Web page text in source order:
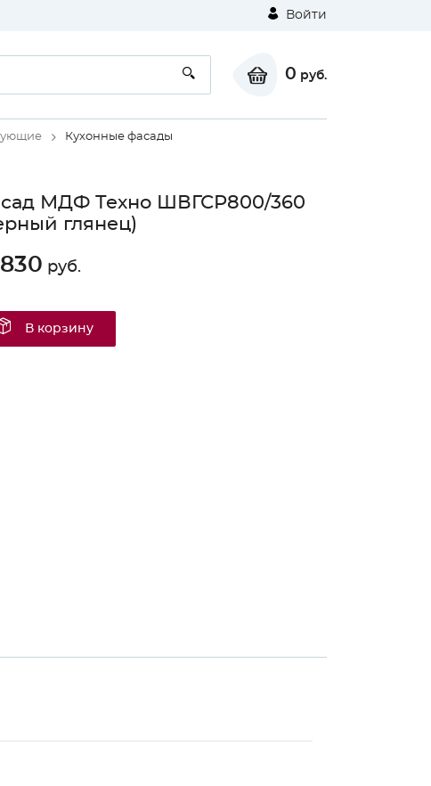
Войти
0 руб.
Кухонные фасады
МДФ Техно ШВГСР800/360
глянец)
руб.
В корзину